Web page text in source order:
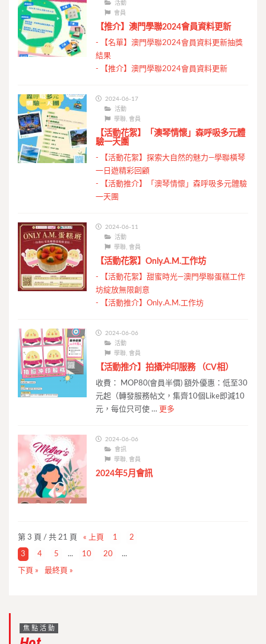
活動
會員
【推介】澳門學聯2024會員資料更新
-
【名單】澳門學聯2024會員資料更新抽獎
結果
-
【推介】澳門學聯2024會員資料更新
2024-06-17
活動
學聯 會員
【活動花絮】「澳琴情懷」森呼吸多元體
驗一天團
-
【活動花絮】探索大自然的魅力—學聯橫琴
一日遊精彩回顧
-
【活動推介】「澳琴情懷」森呼吸多元體驗
一天團
2024-06-11
活動
學聯 會員
【活動花絮】Only.A.M.工作坊
-
【活動花絮】甜蜜時光—澳門學聯蛋糕工作
坊綻放無限創意
-
【活動推介】Only.A.M.工作坊
2024-06-06
活動
學聯 會員
【活動推介】拍攝沖印服務 （CV相）
收費： MOP80(會員半價) 額外優惠：低至30
元起（轉發服務帖文，集齊10個Like即減10
元，每位只可使 … 更多
2024-06-06
會訊
學聯 會員
2024年5月會訊
第 3 頁 / 共 21 頁 « 上頁 1 2
3 4 5 ... 10 20 ...
下頁 » 最終頁 »
焦點活動